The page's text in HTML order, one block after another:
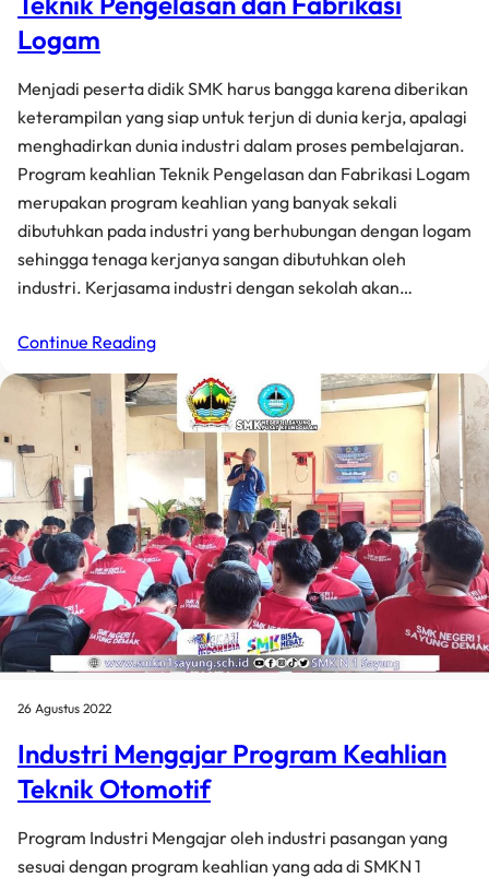
Logam
Menjadi peserta didik SMK harus bangga karena diberikan
keterampilan yang siap untuk terjun di dunia kerja, apalagi
menghadirkan dunia industri dalam proses pembelajaran.
Program keahlian Teknik Pengelasan dan Fabrikasi Logam
merupakan program keahlian yang banyak sekali
dibutuhkan pada industri yang berhubungan dengan logam
sehingga tenaga kerjanya sangan dibutuhkan oleh
industri. Kerjasama industri dengan sekolah akan…
Continue Reading
26 Agustus 2022
Industri Mengajar Program Keahlian
Teknik Otomotif
Program Industri Mengajar oleh industri pasangan yang
sesuai dengan program keahlian yang ada di SMKN 1